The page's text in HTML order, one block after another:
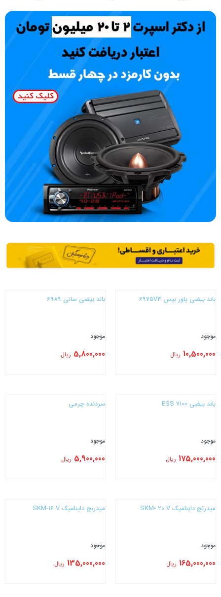
باند بیضی پاور بیس 6975V3
موجود
10,500,000 ریال
باند بیضی سانی 6989
موجود
5,800,000 ریال
باند بیضی 7100 ESS
موجود
175,000,000 ریال
سردنده چرمی
موجود
5,900,000 ریال
میدرنج داینامیک SKM- 20 V
موجود
165,000,000 ریال
میدرنج داینامیک SKM-16 V
موجود
135,000,000 ریال